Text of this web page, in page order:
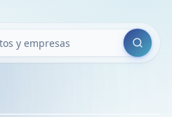
Buscar